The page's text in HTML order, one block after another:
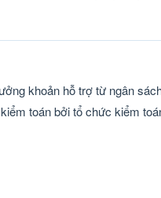
khoản hỗ trợ từ ngân
toán bởi tổ chức kiểm